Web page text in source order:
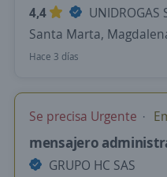
4,4
UNIDROGAS
Santa Marta,
Hace 3 días
Se precisa Urgente
mensajero
GRUPO HC SAS